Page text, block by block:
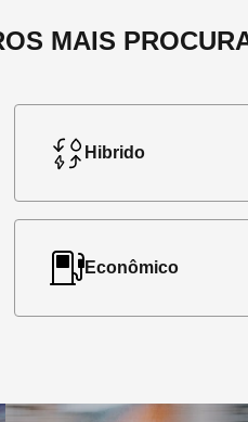
MAIS
Hibrido
Econômico